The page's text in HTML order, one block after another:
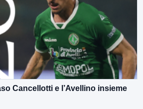
Cancellotti e l’Avellino insieme